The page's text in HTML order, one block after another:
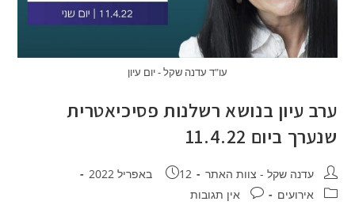
עו"ד עדנה שקל - יום עיון
ערב עיון בנושא רשלנות פסיכיאטרית
שנערך ביום 11.4.22
מחבר:עדנה שקל - צוות האתר פורסם:
12 באפריל 2022
קטגוריה:אירועים תגובות:אין תגובות